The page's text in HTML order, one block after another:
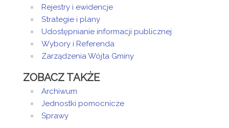
Rejestry i ewidencje
Strategie i plany
Udostępnianie informacji publicznej
Wybory i Referenda
Zarządzenia Wójta Gminy
ZOBACZ TAKŻE
Archiwum
Jednostki pomocnicze
Sprawy